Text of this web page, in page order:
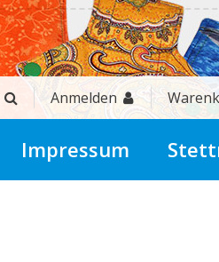
Anmelden
Impressum